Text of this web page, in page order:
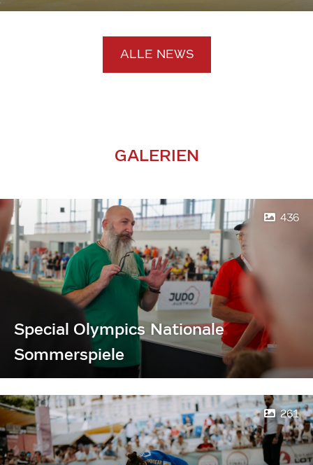
ALLE NEWS
GALERIEN
436
Special Olympics Nationale
Sommerspiele
261